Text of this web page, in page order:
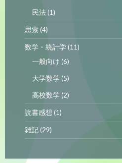
民法(1)
思索(4)
数学・統計学(11)
一般向け (6)
大学数学(5)
高校数学(2)
読書感想 (1)
雑記(29)